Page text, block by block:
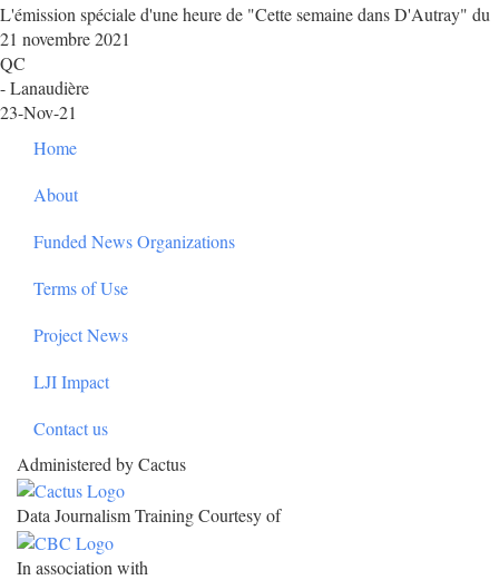
L'émission spéciale d'une heure de "Cette semaine dans D'Autray" du
21 novembre 2021
QC
- Lanaudière
23-Nov-21
Home
About
Funded News Organizations
Terms of Use
Project News
LJI Impact
Contact us
Administered by Cactus
Data Journalism Training Courtesy of
In association with